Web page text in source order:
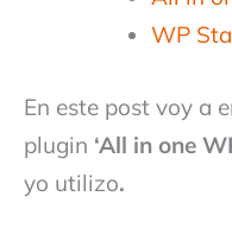
WP
En este post voy a
plugin ‘All in one
yo utilizo.